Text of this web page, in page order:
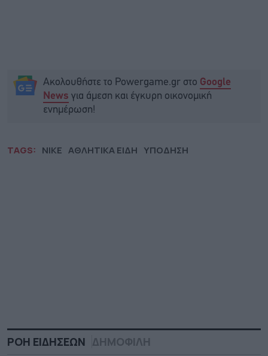
Ακολουθήστε το Powergame.gr στο Google
News για άμεση και έγκυρη οικονομική
ενημέρωση!
TAGS: NIKE ΑΘΛΗΤΙΚΑ ΕΙΔΗ ΥΠΟΔΗΣΗ
ΡΟΗ ΕΙΔΗΣΕΩΝ ΔΗΜΟΦΙΛΗ